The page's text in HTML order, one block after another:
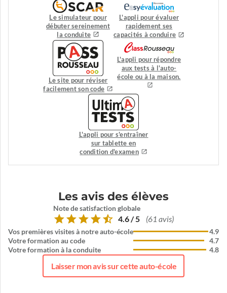
Le simulateur pour
débuter sereinement
la conduite
L'appli pour évaluer
rapidement ses
capacités à conduire
Le site pour réviser
facilement son code
L'appli pour répondre
aux tests à l'auto-
école ou à la maison.
L'appli pour s'entraîner
sur tablette en
condition d'examen
Les avis des élèves
Note de satisfaction globale
4.6 / 5 (61 avis)
Vos premières visites à notre auto-école
Votre formation au code
Votre formation à la conduite
4.9
4.7
4.8
Laisser mon avis sur cette auto-école